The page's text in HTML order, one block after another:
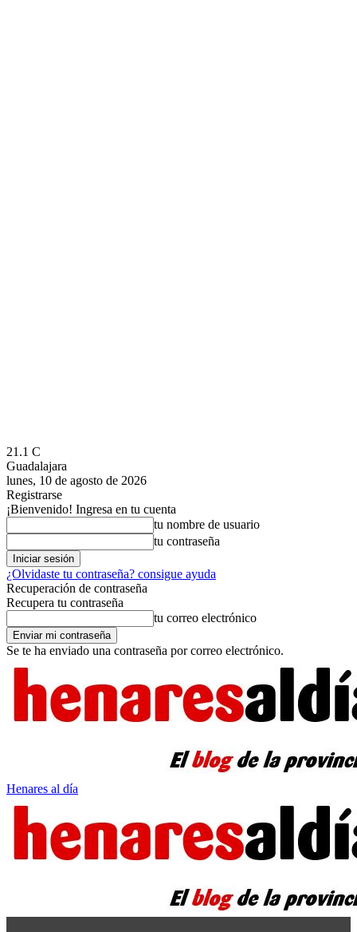
21.1 C
Guadalajara
lunes, 10 de agosto de 2026
Registrarse
¡Bienvenido! Ingresa en tu cuenta
tu nombre de usuario
tu contraseña
¿Olvidaste tu contraseña? consigue ayuda
Recuperación de contraseña
Recupera tu contraseña
tu correo electrónico
Se te ha enviado una contraseña por correo electrónico.
Henares al día